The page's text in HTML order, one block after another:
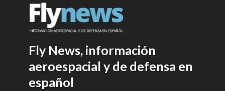
Fly News, información
aeroespacial y de defensa en
español